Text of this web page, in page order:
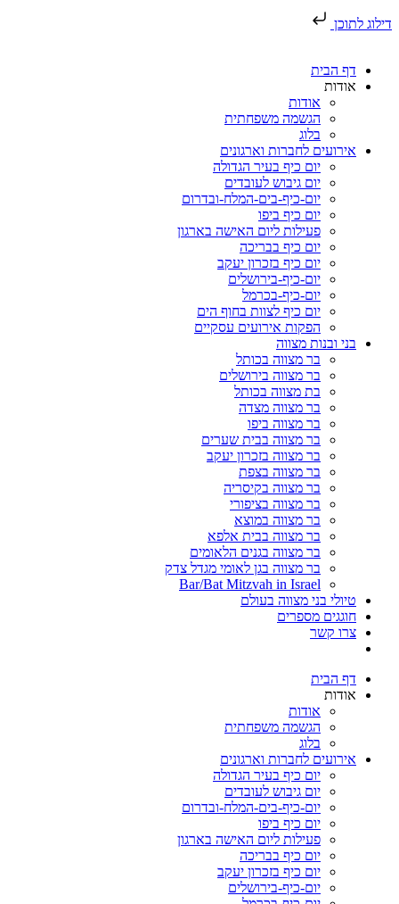
דילוג לתוכן
דף הבית
אודות
אודות
הגשמה משפחתית
בלוג
אירועים לחברות וארגונים
יום כיף בעיר הגדולה
יום גיבוש לעובדים
יום-כיף-בים-המלח-ובדרום
יום כיף ביפו
פעילות ליום האישה בארגון
יום כיף בבריכה
יום כיף בזכרון יעקב
יום-כיף-בירושלים
יום-כיף-בכרמל
יום כיף לצוות בחוף הים
הפקות אירועים עסקיים
בני ובנות מצווה
בר מצווה בכותל
בר מצווה בירושלים
בת מצווה בכותל
בר מצווה מצדה
בר מצווה ביפו
בר מצווה בבית שערים
בר מצווה בזכרון יעקב
בר מצווה בצפת
בר מצווה בקיסריה
בר מצווה בציפורי
בר מצווה במוצא
בר מצווה בבית אלפא
בר מצווה בגנים הלאומים
בר מצווה בגן לאומי מגדל צדק
Bar/Bat Mitzvah in Israel
טיולי בני מצווה בעולם
חוגגים מספרים
צרו קשר
דף הבית
אודות
אודות
הגשמה משפחתית
בלוג
אירועים לחברות וארגונים
יום כיף בעיר הגדולה
יום גיבוש לעובדים
יום-כיף-בים-המלח-ובדרום
יום כיף ביפו
פעילות ליום האישה בארגון
יום כיף בבריכה
יום כיף בזכרון יעקב
יום-כיף-בירושלים